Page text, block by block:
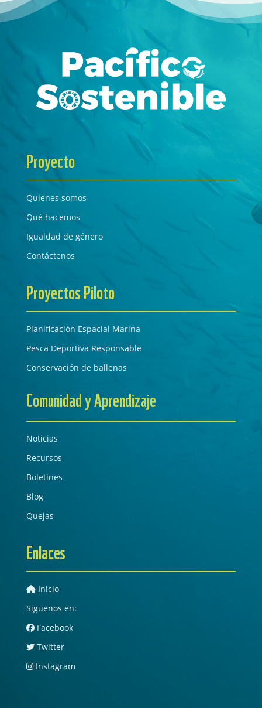
Proyecto
Quienes somos
Qué hacemos
Igualdad de género
Contáctenos
Proyectos Piloto
Planificación Espacial Marina
Pesca Deportiva Responsable
Conservación de ballenas
Comunidad y Aprendizaje
Noticias
Recursos
Boletines
Blog
Quejas
Enlaces
Inicio
Siguenos en:
Facebook
Twitter
Instagram